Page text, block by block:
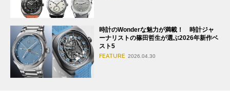
時計のWonderな魅力が満載！ 時計ジャ
ーナリストの篠田哲生が選ぶ2026年新作ベ
スト5
FEATURE 2026.04.30